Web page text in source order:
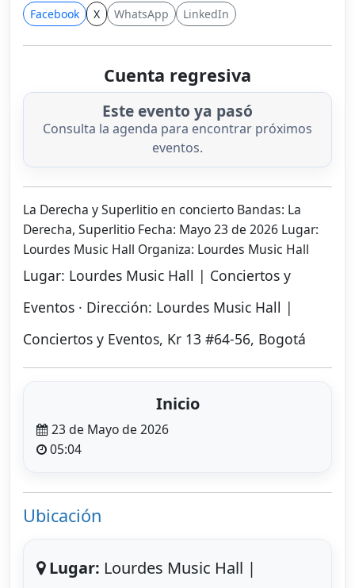
Facebook X WhatsApp LinkedIn
Cuenta regresiva
Este evento ya pasó
Consulta la agenda para encontrar próximos
eventos.
La Derecha y Superlitio en concierto Bandas: La
Derecha, Superlitio Fecha: Mayo 23 de 2026 Lugar:
Lourdes Music Hall Organiza: Lourdes Music Hall
Lugar: Lourdes Music Hall | Conciertos y
Eventos · Dirección: Lourdes Music Hall |
Conciertos y Eventos, Kr 13 #64-56, Bogotá
Inicio
23 de Mayo de 2026
05:04
Ubicación
Lugar: Lourdes Music Hall |